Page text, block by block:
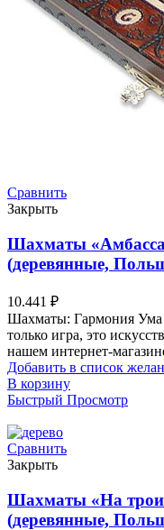
Сравнить
Закрыть
Шахматы
(деревянные,
10.441 ₽
Шахматы: Гармония
только игра, это
нашем интернет-
Добавить в список
В корзину
Быстрый Просмотр
Сравнить
Закрыть
Шахматы «На
(деревянные,